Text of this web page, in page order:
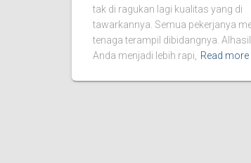
tak di ragukan lagi kualitas yang di
tawarkannya. Semua pekerjanya
tenaga terampil dibidangnya.
Anda menjadi lebih rapi,
Read more